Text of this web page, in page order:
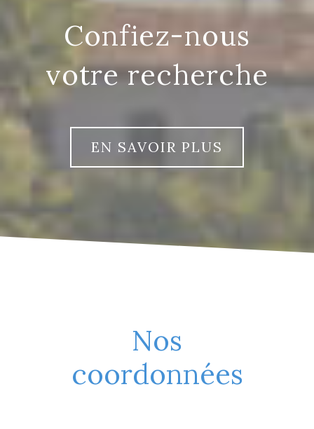
confiez-nous
votre recherche
EN SAVOIR PLUS
Nos
coordonnées